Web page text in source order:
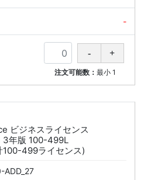
-
注文可能数：最小 1
ビジネスライセンス
年版 100-499L
100-499ライセンス)
ADD_27